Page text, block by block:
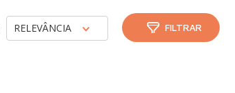
RELEVÂNCIA FILTRAR